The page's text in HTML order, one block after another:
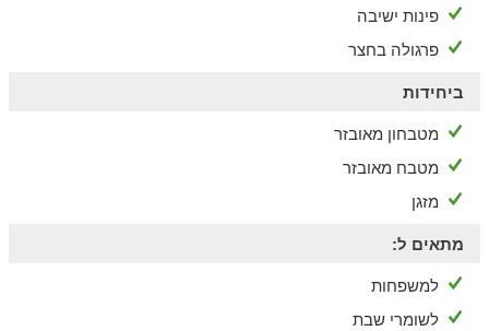
פינות ישיבה
פרגולה בחצר
ביחידות
מטבחון מאובזר
מטבח מאובזר
מזגן
מתאים ל:
למשפחות
לשומרי שבת